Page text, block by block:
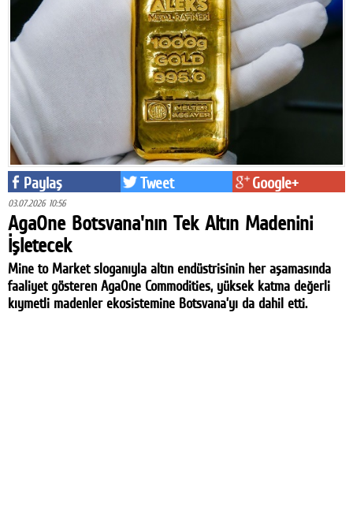
Paylaş Tweet Google+
03.07.2026 10:56
AgaOne Botsvana'nın Tek Altın Madenini
İşletecek
Mine to Market sloganıyla altın endüstrisinin her aşamasında
faaliyet gösteren AgaOne Commodities, yüksek katma değerli
kıymetli madenler ekosistemine Botsvana’yı da dahil etti.